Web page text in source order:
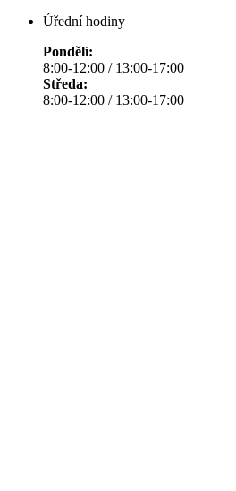
Úřední hodiny
Pondělí:
8:00-12:00 / 13:00-17:00
Středa:
8:00-12:00 / 13:00-17:00